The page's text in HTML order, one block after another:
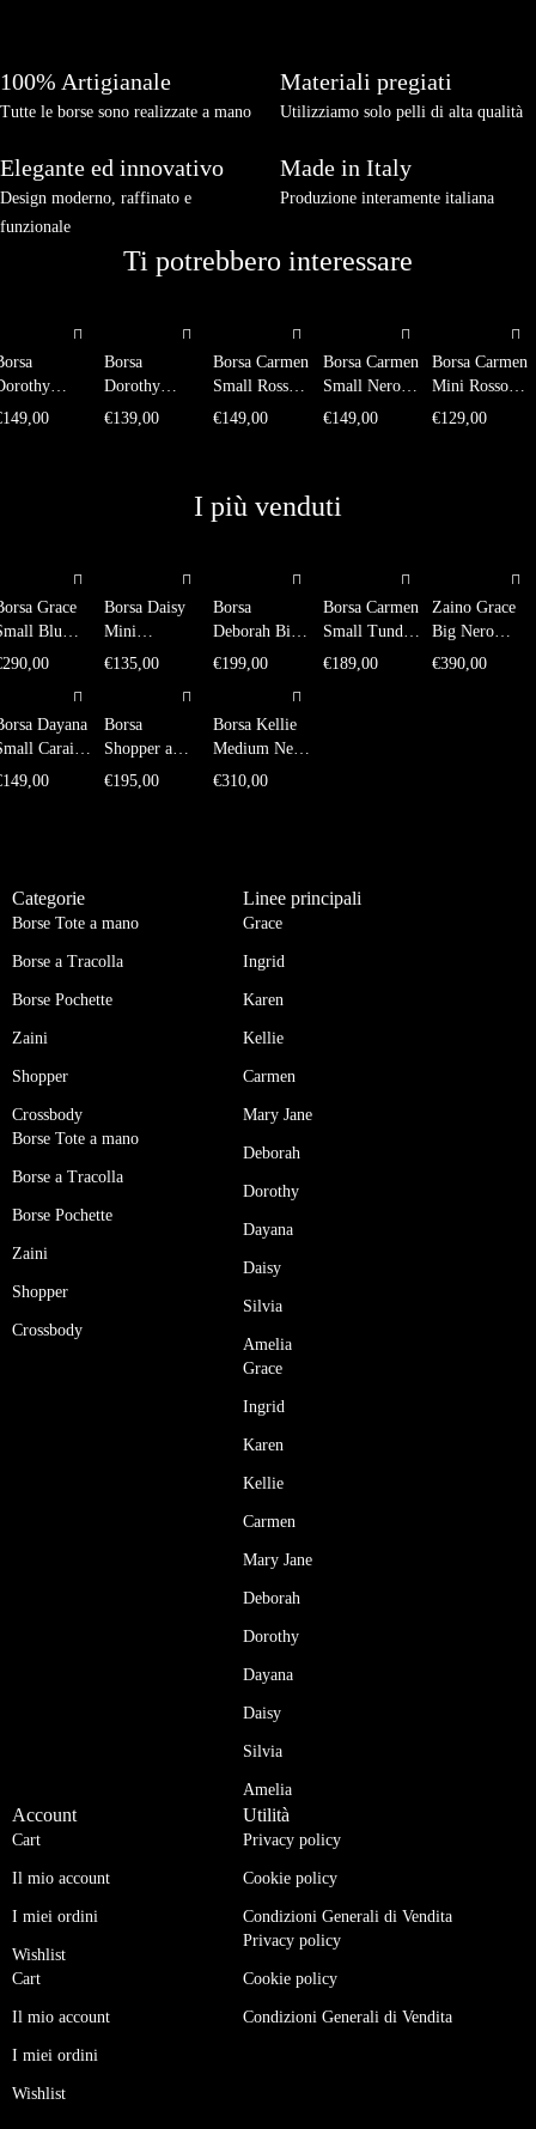
100% Artigianale
Tutte le borse sono realizzate a mano
Materiali pregiati
Utilizziamo solo pelli di alta qualità
Elegante ed innovativo
Design moderno, raffinato e
funzionale
Made in Italy
Produzione interamente italiana
Ti potrebbero interessare
149,00
Borsa
Dorothy
Medium
€139,00
Borsa Carmen
Small Rosso
Amaranto
€149,00
Borsa Carmen
Small Nero
Montone
€149,00
Borsa Carmen
Mini Rosso
amaranto
€129,00
I più venduti
Grace
Blu
290,00
Borsa Daisy
Mini
Melanzana
€135,00
Borsa
Deborah Big
Bluette
€199,00
Borsa Carmen
Small Tundra
Ottanio
€189,00
Zaino Grace
Big Nero
Montone
€390,00
Dayana
Caraibi
149,00
Borsa
Shopper a
Mano e
€195,00
Borsa Kellie
Medium Nero
Montone
€310,00
Categorie
Borse Tote a mano
Borse a Tracolla
Borse Pochette
Zaini
Shopper
Crossbody
Borse Tote a mano
Borse a Tracolla
Borse Pochette
Zaini
Shopper
Crossbody
Linee principali
Grace
Ingrid
Karen
Kellie
Carmen
Mary Jane
Deborah
Dorothy
Dayana
Daisy
Silvia
Amelia
Grace
Ingrid
Karen
Kellie
Carmen
Mary Jane
Deborah
Dorothy
Dayana
Daisy
Silvia
Amelia
Account
Cart
Il mio account
I miei ordini
Wishlist
Cart
Il mio account
I miei ordini
Wishlist
Utilità
Privacy policy
Cookie policy
Condizioni Generali di Vendita
Privacy policy
Cookie policy
Condizioni Generali di Vendita